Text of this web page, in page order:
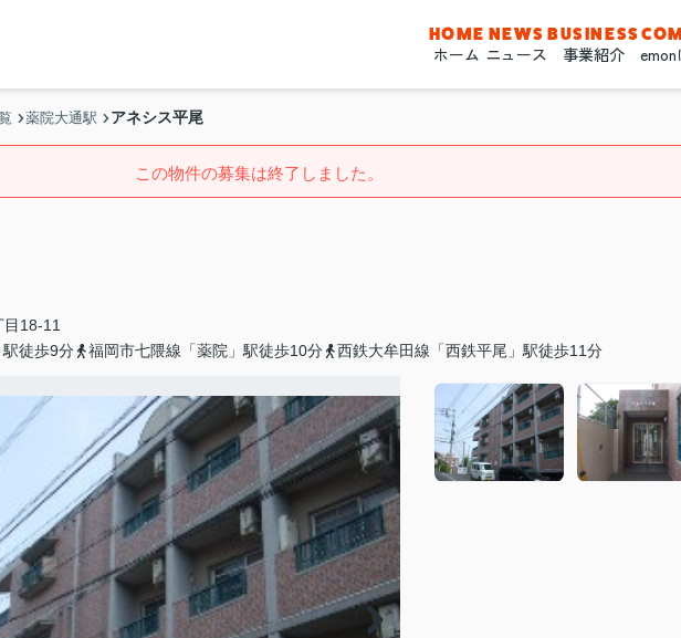
HOME
ホーム
NEWS
ニュース
BUSINESS
事業紹介
薬院大通駅 アネシス平尾
この物件の募集は終了しました。
目18-11
徒歩9分
福岡市七隈線「薬院」駅徒歩10分 西鉄大牟田線「西鉄平尾」駅徒歩11分